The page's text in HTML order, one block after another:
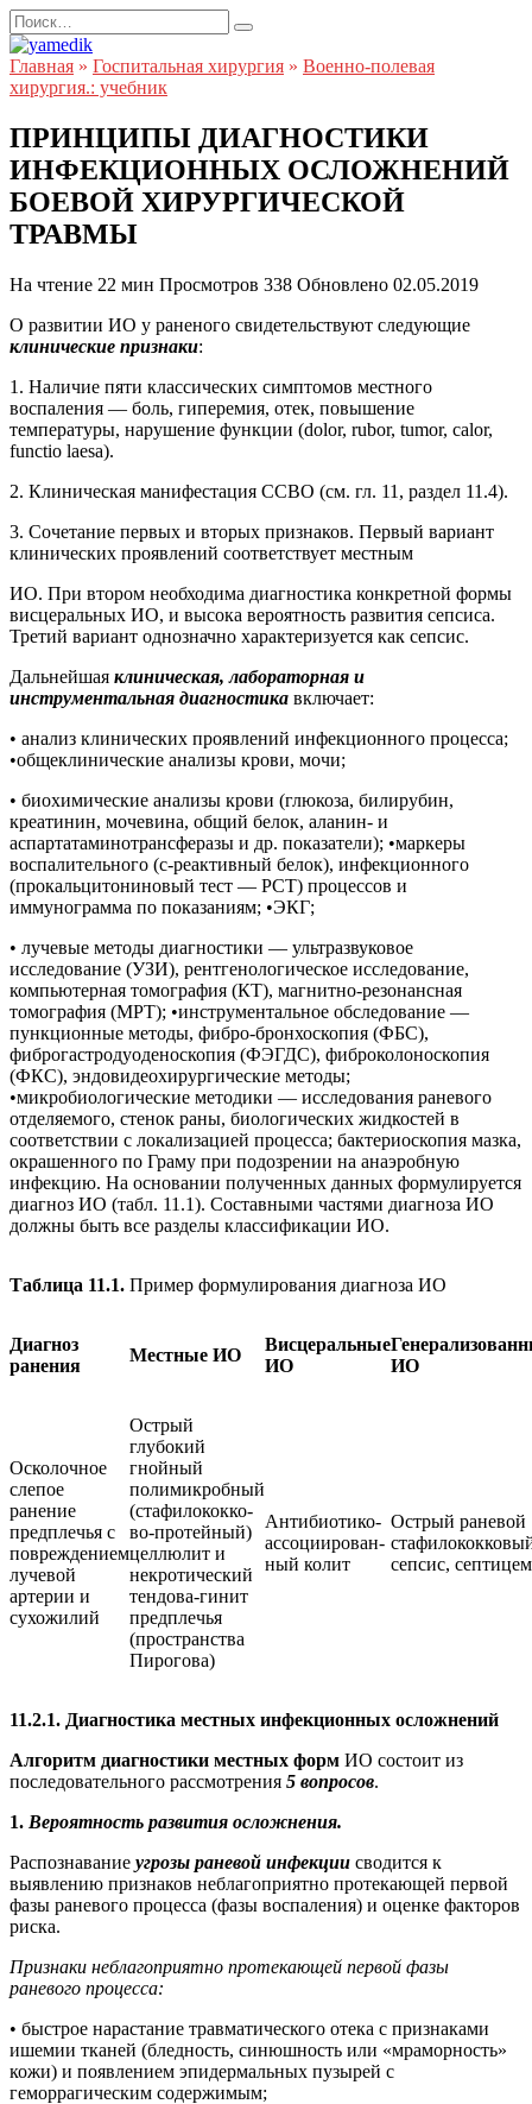
Перейти
к
содержанию
Search
for:
Главная » Госпитальная хирургия » Военно-полевая
хирургия.: учебник
ПРИНЦИПЫ ДИАГНОСТИКИ
ИНФЕКЦИОННЫХ ОСЛОЖНЕНИЙ
БОЕВОЙ ХИРУРГИЧЕСКОЙ
ТРАВМЫ
На чтение 22 мин Просмотров 338 Обновлено 02.05.2019
О развитии ИО у раненого свидетельствуют следующие
клинические признаки:
1. Наличие пяти классических симптомов местного
воспаления — боль, гиперемия, отек, повышение
температуры, нарушение функции (dolor, rubor, tumor, calor,
functio laesa).
2. Клиническая манифестация ССВО (см. гл. 11, раздел 11.4).
3. Сочетание первых и вторых признаков. Первый вариант
клинических проявлений соответствует местным
ИО. При втором необходима диагностика конкретной формы
висцеральных ИО, и высока вероятность развития сепсиса.
Третий вариант однозначно характеризуется как сепсис.
Дальнейшая клиническая, лабораторная и
инструментальная диагностика включает:
• анализ клинических проявлений инфекционного процесса;
•общеклинические анализы крови, мочи;
• биохимические анализы крови (глюкоза, билирубин,
креатинин, мочевина, общий белок, аланин- и
аспартатаминотрансферазы и др. показатели); •маркеры
воспалительного (с-реактивный белок), инфекционного
(прокальцитониновый тест — РСТ) процессов и
иммунограмма по показаниям; •ЭКГ;
• лучевые методы диагностики — ультразвуковое
исследование (УЗИ), рентгенологическое исследование,
компьютерная томография (КТ), магнитно-резонансная
томография (МРТ); •инструментальное обследование —
пункционные методы, фибро-бронхоскопия (ФБС),
фиброгастродуоденоскопия (ФЭГДС), фиброколоноскопия
(ФКС), эндовидеохирургические методы;
•микробиологические методики — исследования раневого
отделяемого, стенок раны, биологических жидкостей в
соответствии с локализацией процесса; бактериоскопия мазка,
окрашенного по Граму при подозрении на анаэробную
инфекцию. На основании полученных данных формулируется
диагноз ИО (табл. 11.1). Составными частями диагноза ИО
должны быть все разделы классификации ИО.
Таблица 11.1. Пример формулирования диагноза ИО
Диагноз
ранения
Местные ИО
Висцеральные
ИО
ИО
Осколочное
слепое
ранение
предплечья с
повреждением
лучевой
артерии и
сухожилий
Острый
глубокий
гнойный
полимикробный
(стафилококко-
во-протейный)
целлюлит и
некротический
тендова-гинит
предплечья
(пространства
Пирогова)
Антибиотико-
ассоциирован-
ный колит
Острый раневой
сепсис,
11.2.1. Диагностика местных инфекционных осложнений
Алгоритм диагностики местных форм ИО состоит из
последовательного рассмотрения 5 вопросов.
1. Вероятность развития осложнения.
Распознавание угрозы раневой инфекции сводится к
выявлению признаков неблагоприятно протекающей первой
фазы раневого процесса (фазы воспаления) и оценке факторов
риска.
Признаки неблагоприятно протекающей первой фазы
раневого процесса:
• быстрое нарастание травматического отека с признаками
ишемии тканей (бледность, синюшность или «мраморность»
кожи) и появлением эпидермальных пузырей с
геморрагическим содержимым;